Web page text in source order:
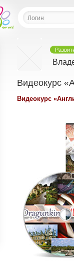
рассылку
Видеокурс
Видеокурс